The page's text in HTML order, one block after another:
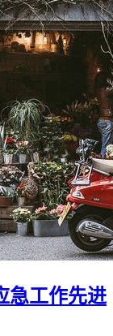
急工作先进